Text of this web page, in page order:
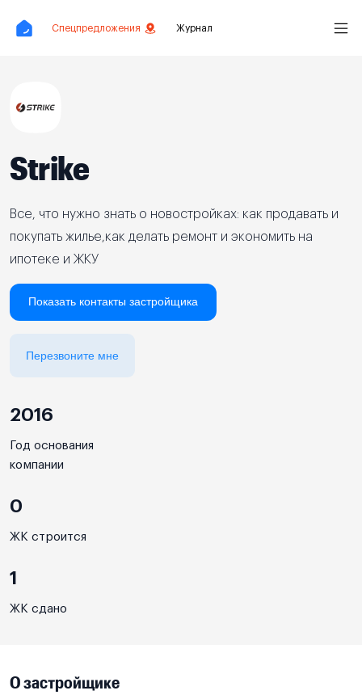
Спецпредложения Журнал
Strike
Все, что нужно знать о новостройках: как продавать и
покупать жилье,как делать ремонт и экономить на
ипотеке и ЖКУ
Показать контакты застройщика
Перезвоните мне
2016
Год основания
компании
0
ЖК строится
1
ЖК сдано
О застройщике